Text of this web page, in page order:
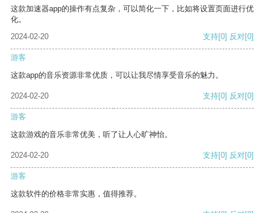
这款加速器app的操作有点复杂，可以简化一下，比如将设置页面进行优
化。
2024-02-20
支持[0] 反对[0]
游客
这款app的音乐资源非常优质，可以让我尽情享受音乐的魅力。
2024-02-20 支持[0] 反对[0]
游客
这款游戏的音乐非常优美，听了让人心旷神怡。
2024-02-20 支持[0] 反对[0]
游客
这款软件的价格非常实惠，值得推荐。